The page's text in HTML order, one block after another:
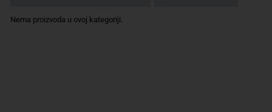
Nema proizvoda u ovoj kategoriji.